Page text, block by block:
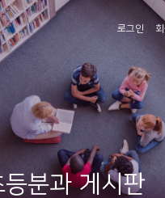
로그인
등분과 게시판